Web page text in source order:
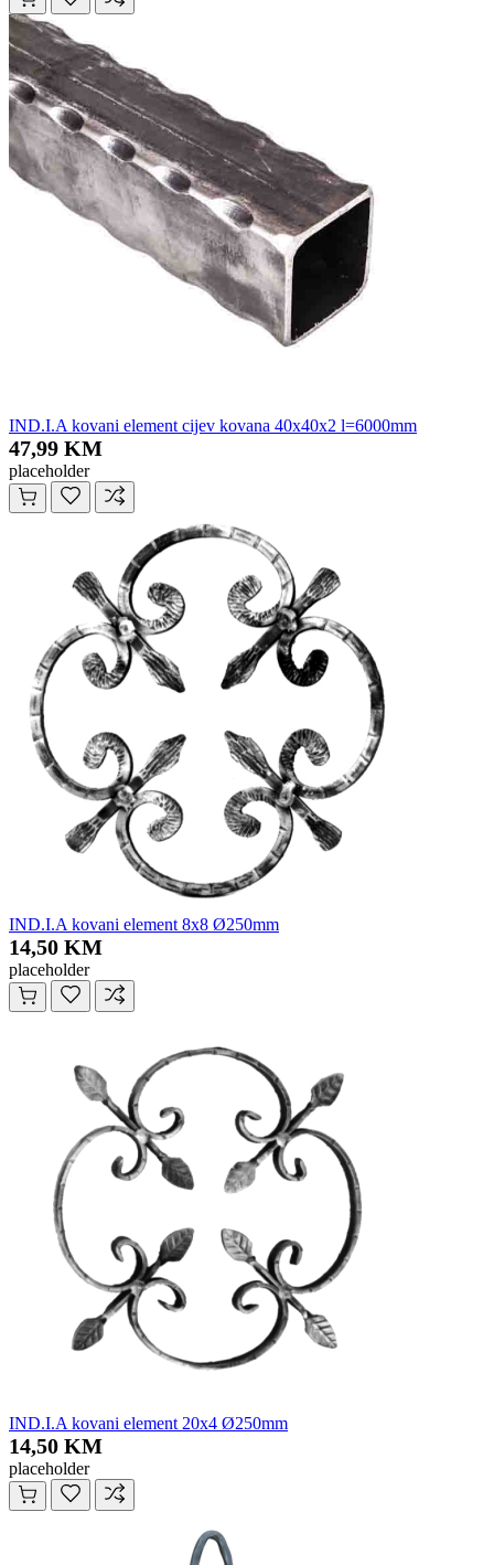
IND.I.A kovani element cijev kovana 40x40x2 l=6000mm
47,99 KM
placeholder
IND.I.A kovani element 8x8 Ø250mm
14,50 KM
placeholder
IND.I.A kovani element 20x4 Ø250mm
14,50 KM
placeholder